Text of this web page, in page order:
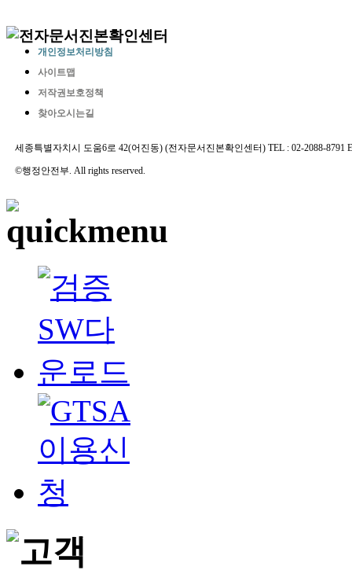
개인정보처리방침
사이트맵
저작권보호정책
찾아오시는길
세종특별자치시 도움6로 42(어진동) (전자문서진본확인센터) TEL : 02-2088-8791
©행정안전부. All rights reserved.